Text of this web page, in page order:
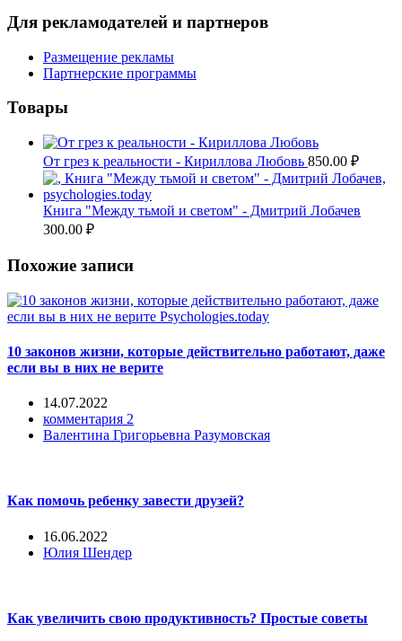
Для рекламодателей и партнеров
Размещение рекламы
Партнерские программы
Товары
От грез к реальности - Кириллова Любовь 850.00 ₽
Книга "Между тьмой и светом" - Дмитрий Лобачев
300.00 ₽
Похожие записи
10 законов жизни, которые действительно работают, даже
если вы в них не верите
14.07.2022
комментария 2
Валентина Григорьевна Разумовская
Как помочь ребенку завести друзей?
16.06.2022
Юлия Шендер
Как увеличить свою продуктивность? Простые советы